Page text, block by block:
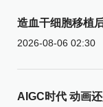
造血干细胞移植
2026-08-06 02:30
AIGC时代 动画